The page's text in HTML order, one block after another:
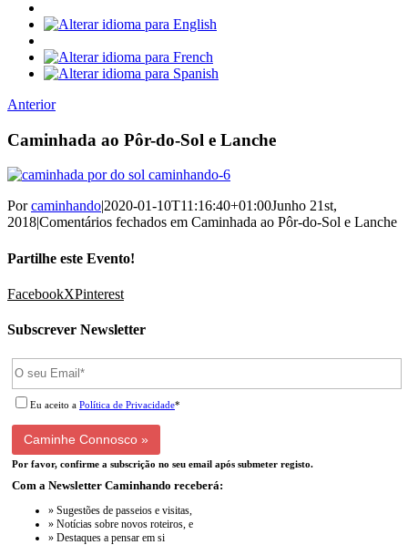
Anterior
Caminhada ao Pôr-do-Sol e Lanche
Porcaminhando|2020-01-10T11:16:40+01:00Junho 21st,
2018|Comentários fechados em Caminhada ao Pôr-do-Sol e Lanche
Partilhe este Evento!
FacebookXPinterest
Subscrever Newsletter
Eu aceito a Política de Privacidade*
Por favor, confirme a subscrição no seu email após submeter registo.
Com a Newsletter Caminhando receberá:
» Sugestões de passeios e visitas,
» Notícias sobre novos roteiros, e
» Destaques a pensar em si